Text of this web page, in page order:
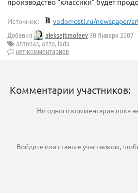
Источник: vedomosti.ru/newspaper/
Добавил aleksejtimofeev 30 Января 2007
автоваз, авто, lada
нет комментариев
Комментарии участников:
Ни одного комментария пока
Войдите илистаньте участником,